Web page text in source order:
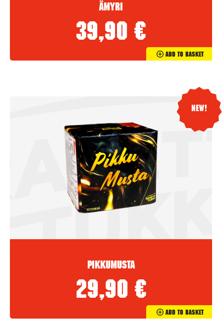
Ämyri
39,90 €
Add To Basket
New!
Pikkumusta
29,90 €
Add To Basket